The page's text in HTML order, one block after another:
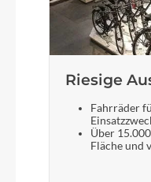
Riesige
Fahrräder
Über
Fläche und